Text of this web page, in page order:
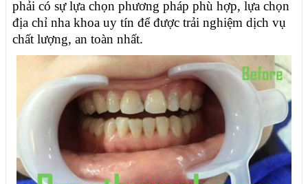
phải có sự lựa chọn phương pháp phù hợp, lựa chọn
địa chỉ nha khoa uy tín để được trải nghiệm dịch vụ
chất lượng, an toàn nhất.